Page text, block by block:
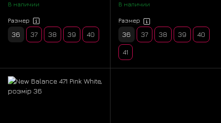
В наличии
Размер
36 37 38 39 40
В наличии
Размер
36 37 38 39 40
41